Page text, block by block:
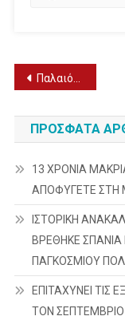
Πλοήγηση
άρθρων
Παλαιότερα άρθρα
ΠΡΌΣΦΑΤΑ
13 ΧΡΟΝΙΑ
ΑΠΟΦΥΓΕΤΕ ΣΤΗ
ΙΣΤΟΡΙΚΗ
ΒΡΕΘΗΚΕ
ΠΑΓΚΟΣΜΙΟΥ
ΕΠΙΤΑΧΥΝΕΙ ΤΙΣ
ΤΟΝ ΣΕΠΤΕΜΒΡΙΟ